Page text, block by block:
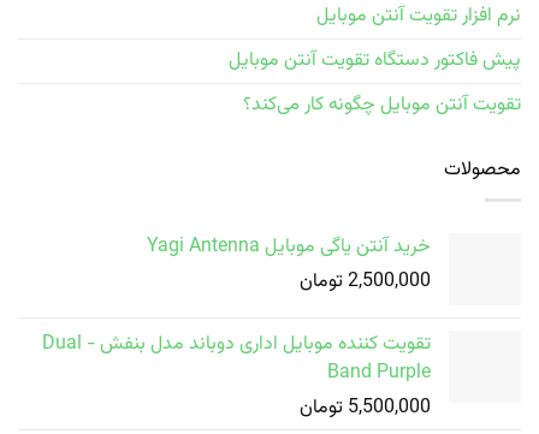
نرم افزار تقویت آنتن موبایل
پیش فاکتور دستگاه تقویت آنتن موبایل
تقویت آنتن موبایل چگونه کار می‌کند؟
محصولات
خرید آنتن یاگی موبایل Yagi Antenna
2,500,000 تومان
تقویت کننده موبایل اداری دوباند مدل بنفش - Dual
Band Purple
5,500,000 تومان